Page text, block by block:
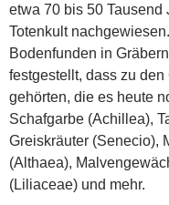
etwa 70 bis 50 Tausend
Totenkult
Bodenfunden in
festgestellt, dass zu
gehörten, die es heute
Schafgarbe (Achillea),
Greiskräuter (Senecio),
(Althaea),
(Liliaceae) und mehr.